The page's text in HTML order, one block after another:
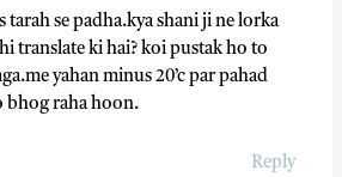
tarah se padha.kya shani ji ne lorka
translate ki hai? koi pustak ho to
yahan minus 20’c par pahad
bhog raha hoon.
Reply